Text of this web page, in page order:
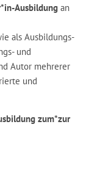
Ausbildung an
als Ausbildungs-
und
Autor mehrerer
und
zum*zur